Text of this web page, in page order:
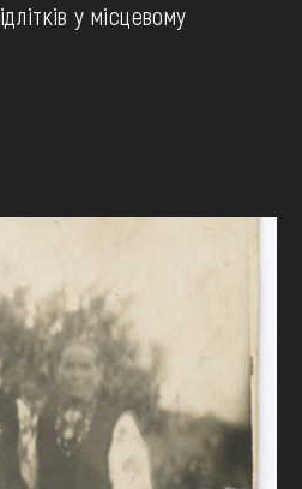
у місцевому